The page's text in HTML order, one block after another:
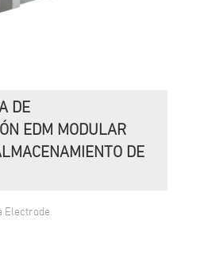
DE
EDM MODULAR
DE
Electrode